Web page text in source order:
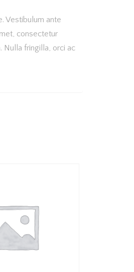
Vestibulum ante
consectetur
Nulla fringilla, orci ac